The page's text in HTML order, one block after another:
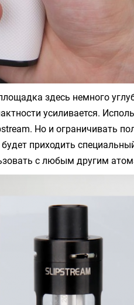
здесь немного
усиливается.
Но и ограничивать
приходить
с любым другим